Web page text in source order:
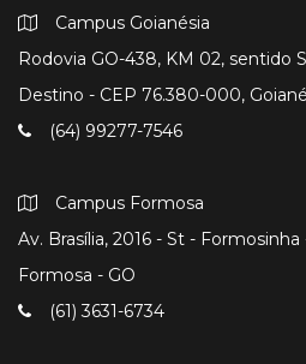
Campus Goianésia
Rodovia GO-438, KM 02, sentido
Destino - CEP 76.380-000,
(64) 99277-7546
Campus Formosa
Av. Brasília, 2016 - St - Formosinha
Formosa - GO
(61) 3631-6734